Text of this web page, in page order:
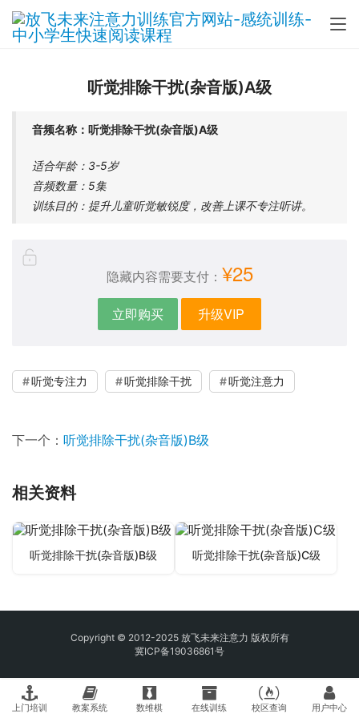
听觉排除干扰(杂音版)A级
音频名称：听觉排除干扰(杂音版)A级
适合年龄：3-5岁
音频数量：5集
训练目的：提升儿童听觉敏锐度，改善上课不专注听讲。
隐藏内容需要支付： ¥25
立即购买 升级VIP
听觉专注力 听觉排除干扰 听觉注意力
下一个： 听觉排除干扰(杂音版)B级
相关资料
听觉排除干扰(杂音版)B级 听觉排除干扰(杂音版)C级
Copyright © 2012-2025 放飞未来注意力 版权所有
冀ICP备19036861号
上门培训 教案系统 数维棋 在线训练 校区查询 用户中心